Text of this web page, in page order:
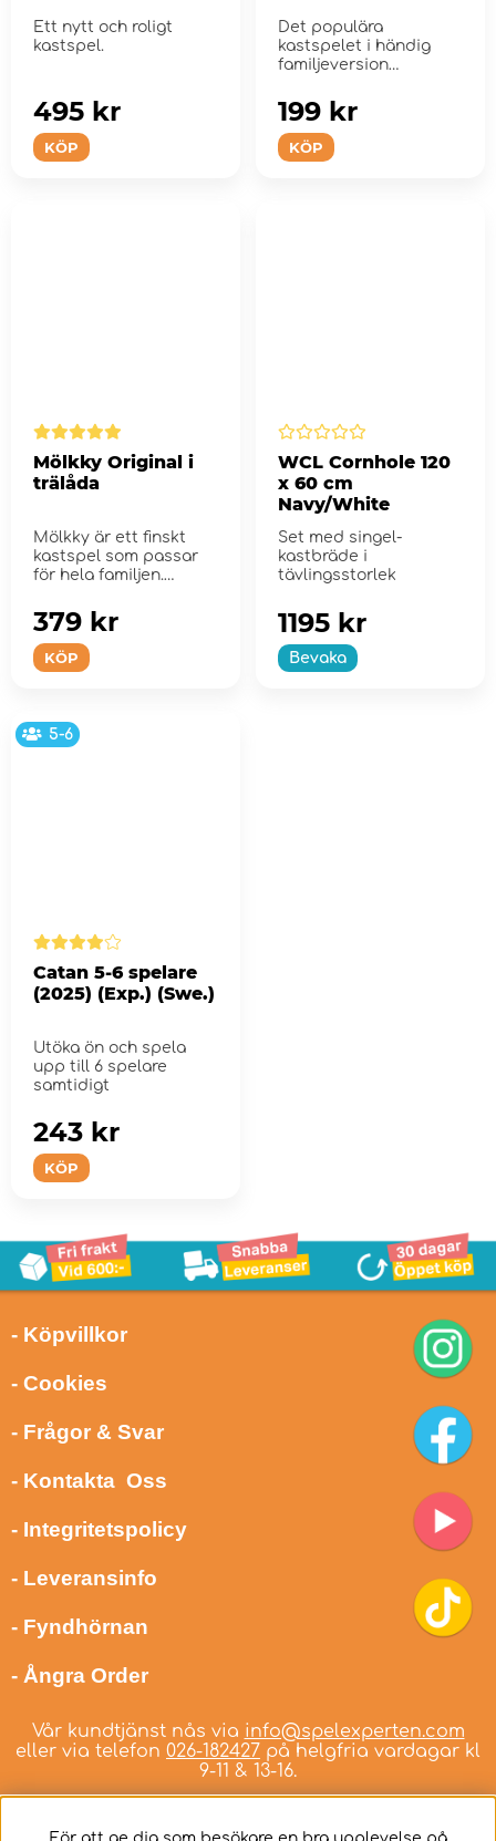
Ett nytt och roligt
kastspel.
KÖP
495 kr
Det populära
kastspelet i händig
familjeversion
KÖP
199 kr
Mölkky Original i
trälåda
Mölkky är ett finskt
kastspel som passar
för hela familjen.
KÖP
379 kr
WCL Cornhole 120
x 60 cm
Navy/White
Set med singel-
kastbräde i
tävlingsstorlek
Bevaka
1195 kr
5-6
Catan 5-6 spelare
(2025) (Exp.) (Swe.)
Utöka ön och spela
upp till 6 spelare
samtidigt
KÖP
243 kr
- Köpvillkor
- Cookies
- Frågor & Svar
- Kontakta Oss
- Integritetspolicy
- Leveransinfo
- Fyndhörnan
- Ångra Order
Vår kundtjänst nås via info@spelexperten.com
eller via telefon 026-182427 på helgfria vardagar kl
9-11 & 13-16.